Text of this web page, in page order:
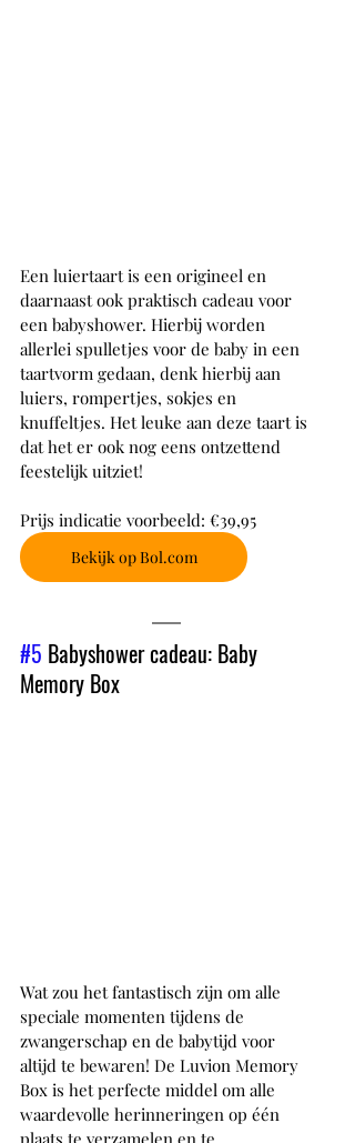
Een luiertaart is een origineel en
daarnaast ook praktisch cadeau voor
een babyshower. Hierbij worden
allerlei spulletjes voor de baby in een
taartvorm gedaan, denk hierbij aan
luiers, rompertjes, sokjes en
knuffeltjes. Het leuke aan deze taart is
dat het er ook nog eens ontzettend
feestelijk uitziet!
Prijs indicatie voorbeeld: €39,95
Bekijk op Bol.com
#5 Babyshower cadeau: Baby
Memory Box
Wat zou het fantastisch zijn om alle
speciale momenten tijdens de
zwangerschap en de babytijd voor
altijd te bewaren! De Luvion Memory
Box is het perfecte middel om alle
waardevolle herinneringen op één